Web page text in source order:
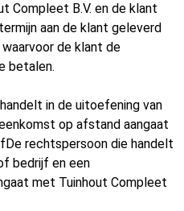
Compleet B.V. en de klant
aan de klant geleverd
de klant de
betalen.
in de uitoefening van
op afstand aangaat
De rechtspersoon die handelt
bedrijf en een
met Tuinhout Compleet